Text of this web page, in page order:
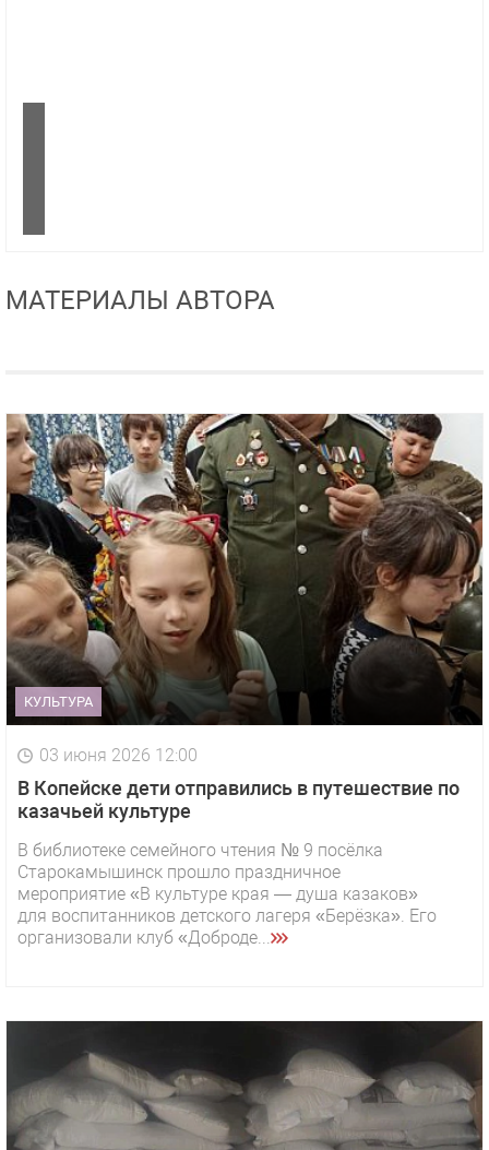
МАТЕРИАЛЫ АВТОРА
КУЛЬТУРА
03 июня 2026 12:00
В Копейске дети отправились в путешествие по
казачьей культуре
В библиотеке семейного чтения № 9 посёлка
Старокамышинск прошло праздничное
мероприятие «В культуре края — душа казаков»
для воспитанников детского лагеря «Берёзка». Его
организовали клуб «Доброде...